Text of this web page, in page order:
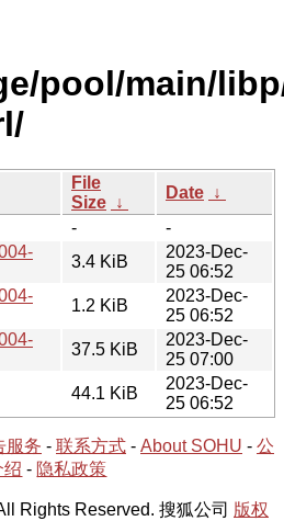
pool/main/
File
Size ↓
Date ↓
-
-
3.4 KiB
2023-Dec-
25 06:52
1.2 KiB
2023-Dec-
25 06:52
37.5 KiB
2023-Dec-
25 07:00
44.1 KiB
2023-Dec-
25 06:52
服务 - 联系方式 - About SOHU - 公
绍 - 隐私政策
Rights Reserved. 搜狐公司 版权